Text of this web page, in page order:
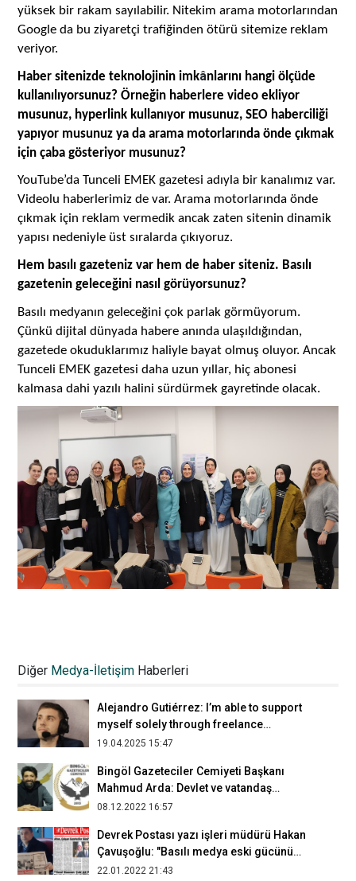
yüksek bir rakam sayılabilir. Nitekim arama motorlarından
Google da bu ziyaretçi trafiğinden ötürü sitemize reklam
veriyor.
Haber sitenizde teknolojinin imkânlarını hangi ölçüde
kullanılıyorsunuz? Örneğin haberlere video ekliyor
musunuz, hyperlink kullanıyor musunuz, SEO haberciliği
yapıyor musunuz ya da arama motorlarında önde çıkmak
için çaba gösteriyor musunuz?
YouTube’da Tunceli EMEK gazetesi adıyla bir kanalımız var.
Videolu haberlerimiz de var. Arama motorlarında önde
çıkmak için reklam vermedik ancak zaten sitenin dinamik
yapısı nedeniyle üst sıralarda çıkıyoruz.
Hem basılı gazeteniz var hem de haber siteniz. Basılı
gazetenin geleceğini nasıl görüyorsunuz?
Basılı medyanın geleceğini çok parlak görmüyorum.
Çünkü dijital dünyada habere anında ulaşıldığından,
gazetede okuduklarımız haliyle bayat olmuş oluyor. Ancak
Tunceli EMEK gazetesi daha uzun yıllar, hiç abonesi
kalmasa dahi yazılı halini sürdürmek gayretinde olacak.
Diğer Medya-İletişim Haberleri
06.07.2021 15:51
Alejandro Gutiérrez: I’m able to support
myself solely through freelance
journalism
19.04.2025 15:47
Bingöl Gazeteciler Cemiyeti Başkanı
Mahmud Arda: Devlet ve vatandaş
arasında köprü vazifesi görüyoruz
08.12.2022 16:57
Devrek Postası yazı işleri müdürü Hakan
Çavuşoğlu: "Basılı medya eski gücünü
kaybetti"
22.01.2022 21:43